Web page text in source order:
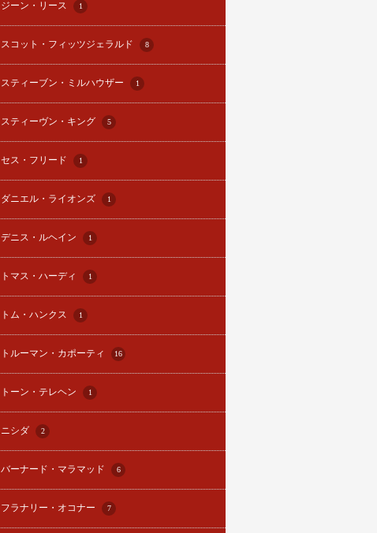
ジーン・リース 1
スコット・フィッツジェラルド 8
スティーブン・ミルハウザー 1
スティーヴン・キング 5
セス・フリード 1
ダニエル・ライオンズ 1
デニス・ルヘイン 1
トマス・ハーディ 1
トム・ハンクス 1
トルーマン・カポーティ 16
トーン・テレヘン 1
ニシダ 2
バーナード・マラマッド 6
フラナリー・オコナー 7